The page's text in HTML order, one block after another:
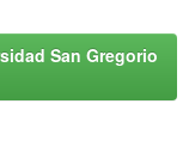
San Gregorio